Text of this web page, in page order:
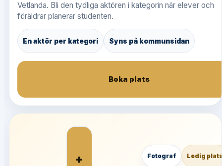
Vetlanda. Bli den tydliga aktören i kategorin när elever och
föräldrar planerar studenten.
En aktör per kategori Syns på kommunsidan
Boka plats
+ Fotograf Ledig